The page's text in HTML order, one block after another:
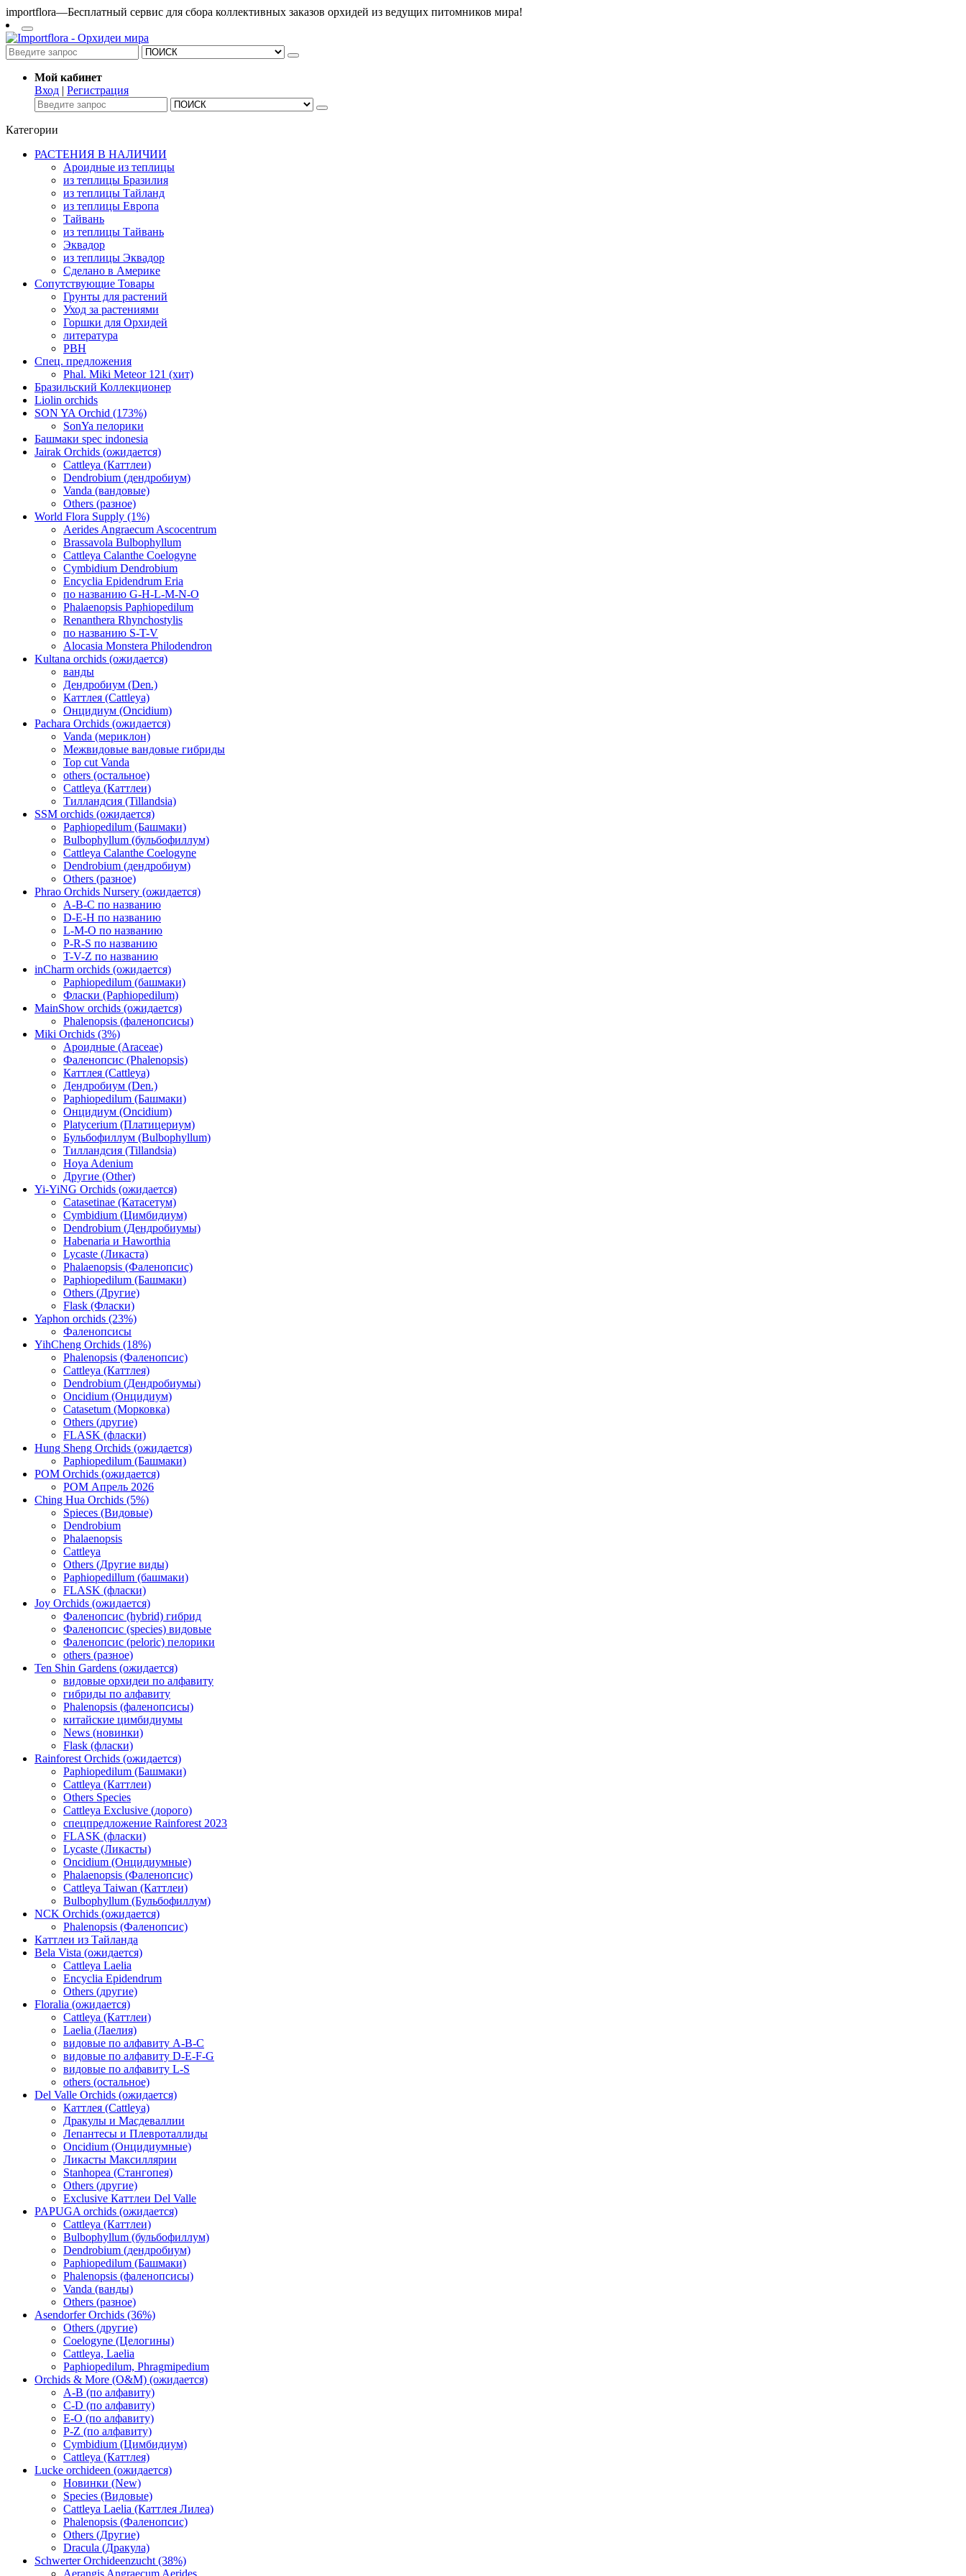
importflora—Бесплатный сервис для сбора коллективных заказов орхидей из ведущих питомников мира!
Мой кабинет
Вход | Регистрация
Категории
РАСТЕНИЯ В НАЛИЧИИ
Ароидные из теплицы
из теплицы Бразилия
из теплицы Тайланд
из теплицы Европа
Тайвань
из теплицы Тайвань
Эквадор
из теплицы Эквадор
Сделано в Америке
Сопутствующие Товары
Грунты для растений
Уход за растениями
Горшки для Орхидей
литература
РВН
Спец. предложения
Phal. Miki Meteor 121 (хит)
Бразильский Коллекционер
Liolin orchids
SON YA Orchid (173%)
SonYa пелорики
Башмаки spec indonesia
Jairak Orchids (ожидается)
Cattleya (Каттлеи)
Dendrobium (дендробиум)
Vanda (вандовые)
Others (разное)
World Flora Supply (1%)
Aerides Angraecum Ascocentrum
Brassavola Bulbophyllum
Cattleya Calanthe Coelogyne
Cymbidium Dendrobium
Encyclia Epidendrum Eria
по названию G-H-L-M-N-O
Phalaenopsis Paphiopedilum
Renanthera Rhynchostylis
по названию S-T-V
Alocasia Monstera Philodendron
Kultana orchids (ожидается)
ванды
Дендробиум (Den.)
Каттлея (Cattleya)
Онцидиум (Oncidium)
Pachara Orchids (ожидается)
Vanda (мериклон)
Межвидовые вандовые гибриды
Top cut Vanda
others (остальное)
Cattleya (Каттлеи)
Тилландсия (Tillandsia)
SSM orchids (ожидается)
Paphiopedilum (Башмаки)
Bulbophyllum (бульбофиллум)
Cattleya Calanthe Coelogyne
Dendrobium (дендробиум)
Others (разное)
Phrao Orchids Nursery (ожидается)
A-B-C по названию
D-E-H по названию
L-M-O по названию
P-R-S по названию
T-V-Z по названию
inCharm orchids (ожидается)
Paphiopedilum (башмаки)
Фласки (Paphiopedilum)
MainShow orchids (ожидается)
Phalenopsis (фаленопсисы)
Miki Orchids (3%)
Ароидные (Araceae)
Фаленопсис (Phalenopsis)
Каттлея (Cattleya)
Дендробиум (Den.)
Paphiopedilum (Башмаки)
Онцидиум (Oncidium)
Platycerium (Платицериум)
Бульбофиллум (Bulbophyllum)
Тилландсия (Tillandsia)
Hoya Adenium
Другие (Other)
Yi-YiNG Orchids (ожидается)
Catasetinae (Катасетум)
Cymbidium (Цимбидиум)
Dendrobium (Дендробиумы)
Habenaria и Haworthia
Lycaste (Ликаста)
Phalaenopsis (Фаленопсис)
Paphiopedilum (Башмаки)
Others (Другие)
Flask (Фласки)
Yaphon orchids (23%)
Фаленопсисы
YihCheng Orchids (18%)
Phalenopsis (Фаленопсис)
Cattleya (Каттлея)
Dendrobium (Дендробиумы)
Oncidium (Онцидиум)
Catasetum (Морковка)
Others (другие)
FLASK (фласки)
Hung Sheng Orchids (ожидается)
Paphiopedilum (Башмаки)
POM Orchids (ожидается)
POM Апрель 2026
Ching Hua Orchids (5%)
Spieces (Видовые)
Dendrobium
Phalaenopsis
Cattleya
Others (Другие виды)
Paphiopedillum (башмаки)
FLASK (фласки)
Joy Orchids (ожидается)
Фаленопсис (hybrid) гибрид
Фаленопсис (species) видовые
Фаленопсис (peloric) пелорики
others (разное)
Ten Shin Gardens (ожидается)
видовые орхидеи по алфавиту
гибриды по алфавиту
Phalenopsis (фаленопсисы)
китайские цимбидиумы
News (новинки)
Flask (фласки)
Rainforest Orchids (ожидается)
Paphiopedilum (Башмаки)
Cattleya (Каттлеи)
Others Species
Cattleya Exclusive (дорого)
спецпредложение Rainforest 2023
FLASK (фласки)
Lycaste (Ликасты)
Oncidium (Онцидиумные)
Phalaenopsis (Фаленопсис)
Cattleya Taiwan (Каттлеи)
Bulbophyllum (Бульбофиллум)
NCK Orchids (ожидается)
Phalenopsis (Фаленопсис)
Каттлеи из Тайланда
Bela Vista (ожидается)
Cattleya Laelia
Encyclia Epidendrum
Others (другие)
Floralia (ожидается)
Cattleya (Каттлеи)
Laelia (Лаелия)
видовые по алфавиту A-B-C
видовые по алфавиту D-E-F-G
видовые по алфавиту L-S
others (остальное)
Del Valle Orchids (ожидается)
Каттлея (Cattleya)
Дракулы и Масдеваллии
Лепантесы и Плевроталлиды
Oncidium (Онцидиумные)
Ликасты Максиллярии
Stanhopea (Стангопея)
Others (другие)
Exclusive Каттлеи Del Valle
PAPUGA orchids (ожидается)
Cattleya (Каттлеи)
Bulbophyllum (бульбофиллум)
Dendrobium (дендробиум)
Paphiopedilum (Башмаки)
Phalenopsis (фаленопсисы)
Vanda (ванды)
Others (разное)
Asendorfer Orchids (36%)
Others (другие)
Coelogyne (Целогины)
Cattleya, Laelia
Paphiopedilum, Phragmipedium
Orchids & More (O&M) (ожидается)
A-B (по алфавиту)
C-D (по алфавиту)
E-O (по алфавиту)
P-Z (по алфавиту)
Cymbidium (Цимбидиум)
Cattleya (Каттлея)
Lucke orchideen (ожидается)
Новинки (New)
Species (Видовые)
Cattleya Laelia (Каттлея Лилеа)
Phalenopsis (Фаленопсис)
Others (Другие)
Dracula (Дракула)
Schwerter Orchideenzucht (38%)
Aerangis Angraecum Aerides